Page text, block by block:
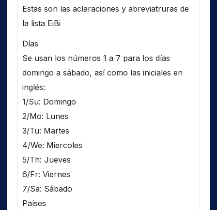
Estas son las aclaraciones y abreviatruras de
la lista EiBi
Días
Se usan los números 1 a 7 para los días
domingo a sábado, así como las iniciales en
inglés:
1/Su: Domingo
2/Mo: Lunes
3/Tu: Martes
4/We: Miercoles
5/Th: Jueves
6/Fr: Viernes
7/Sa: Sábado
Países